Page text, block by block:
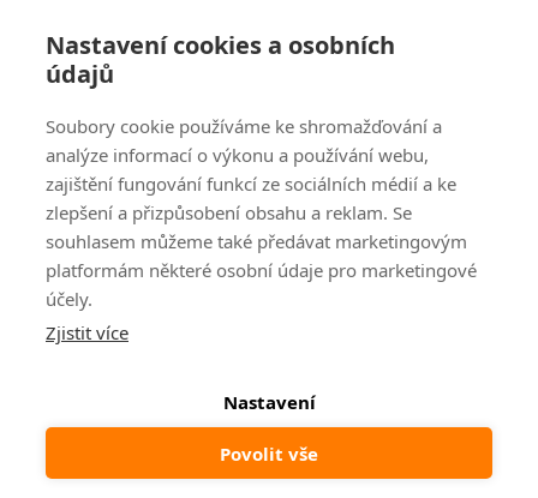
Nastavení cookies a osobních
údajů
Soubory cookie používáme ke shromažďování a
analýze informací o výkonu a používání webu,
zajištění fungování funkcí ze sociálních médií a ke
zlepšení a přizpůsobení obsahu a reklam. Se
souhlasem můžeme také předávat marketingovým
platformám některé osobní údaje pro marketingové
účely.
Zjistit více
Nastavení
Povolit vše
Shoptet |mime digital
Odstoupit od smlouvy